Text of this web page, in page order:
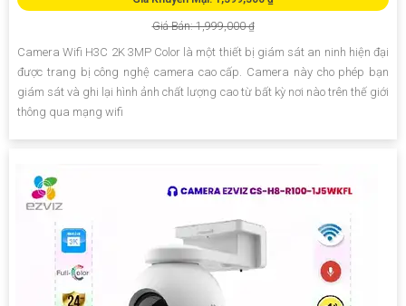
Giá Bán: 1,999,000 ₫
Camera Wifi H3C 2K 3MP Color là một thiết bị giám sát an ninh hiện đại
được trang bị công nghệ camera cao cấp. Camera này cho phép bạn
giám sát và ghi lại hình ảnh chất lượng cao từ bất kỳ nơi nào trên thế giới
thông qua mạng wifi